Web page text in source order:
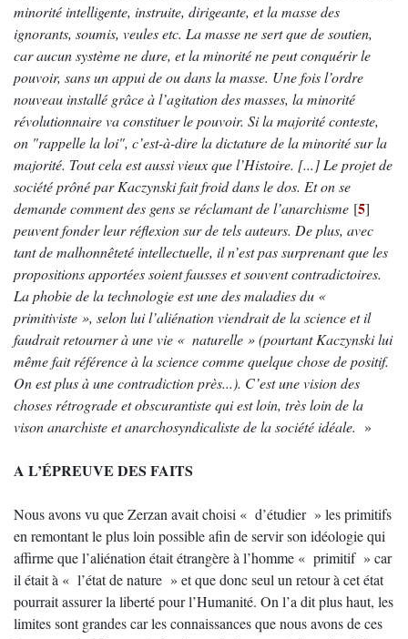
minorité intelligente, instruite, dirigeante, et la masse des
ignorants, soumis, veules etc. La masse ne sert que de soutien,
car aucun système ne dure, et la minorité ne peut conquérir le
pouvoir, sans un appui de ou dans la masse. Une fois l’ordre
nouveau installé grâce à l’agitation des masses, la minorité
révolutionnaire va constituer le pouvoir. Si la majorité conteste,
on "rappelle la loi", c’est-à-dire la dictature de la minorité sur la
majorité. Tout cela est aussi vieux que l’Histoire. [...] Le projet de
société prôné par Kaczynski fait froid dans le dos. Et on se
demande comment des gens se réclamant de l’anarchisme [5]
peuvent fonder leur réflexion sur de tels auteurs. De plus, avec
tant de malhonnêteté intellectuelle, il n’est pas surprenant que les
propositions apportées soient fausses et souvent contradictoires.
La phobie de la technologie est une des maladies du «
primitiviste », selon lui l’aliénation viendrait de la science et il
faudrait retourner à une vie « naturelle » (pourtant Kaczynski lui
même fait référence à la science comme quelque chose de positif.
On est plus à une contradiction près...). C’est une vision des
choses rétrograde et obscurantiste qui est loin, très loin de la
vison anarchiste et anarchosyndicaliste de la société idéale. »
A L’ÉPREUVE DES FAITS
Nous avons vu que Zerzan avait choisi « d’étudier » les primitifs
en remontant le plus loin possible afin de servir son idéologie qui
affirme que l’aliénation était étrangère à l’homme « primitif » car
il était à « l’état de nature » et que donc seul un retour à cet état
pourrait assurer la liberté pour l’Humanité. On l’a dit plus haut, les
limites sont grandes car les connaissances que nous avons de ces